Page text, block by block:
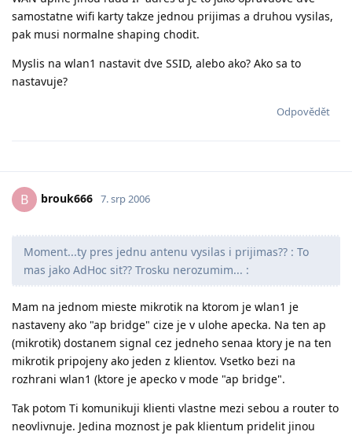
samostatne wifi karty takze jednou prijimas a druhou vysilas,
pak musi normalne shaping chodit.
Myslis na wlan1 nastavit dve SSID, alebo ako? Ako sa to
nastavuje?
Odpovědět
B brouk666 7. srp 2006
Moment...ty pres jednu antenu vysilas i prijimas?? : To
mas jako AdHoc sit?? Trosku nerozumim... :
Mam na jednom mieste mikrotik na ktorom je wlan1 je
nastaveny ako "ap bridge" cize je v ulohe apecka. Na ten ap
(mikrotik) dostanem signal cez jedneho senaa ktory je na ten
mikrotik pripojeny ako jeden z klientov. Vsetko bezi na
rozhrani wlan1 (ktore je apecko v mode "ap bridge".
Tak potom Ti komunikuji klienti vlastne mezi sebou a router to
neovlivnuje. Jedina moznost je pak klientum pridelit jinou